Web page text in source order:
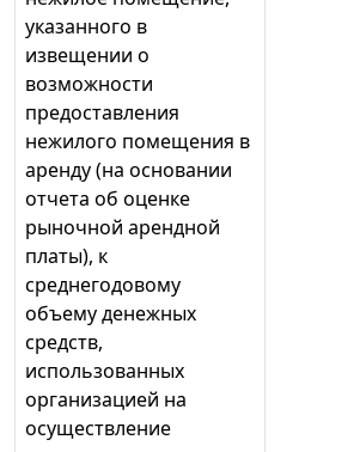
указанного в
извещении о
возможности
предоставления
нежилого помещения в
аренду (на основании
отчета об оценке
рыночной арендной
платы), к
среднегодовому
объему денежных
средств,
использованных
организацией на
осуществление